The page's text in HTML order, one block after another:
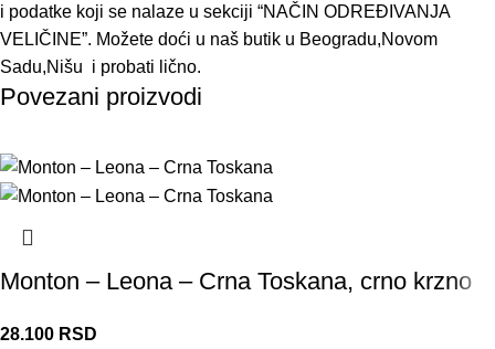
i podatke koji se nalaze u sekciji “NAČIN ODREĐIVANJA
VELIČINE”. Možete doći u naš butik u Beogradu,Novom
Sadu,Nišu i probati lično.
Povezani proizvodi
Monton – Leona – Crna Toskana, crno krzno
28.100 RSD